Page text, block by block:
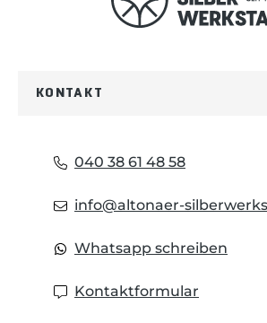
KONTAKT
040 38 61 48 58
info@altonaer-
Whatsapp schreiben
Kontaktformular